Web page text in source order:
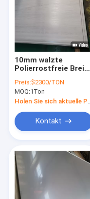
10mm walzte
Polierrostfreie Breite
des Metall316l
Platten-1.22m kalt
Preis:$2300/TON
MOQ:1Ton
Kontakt